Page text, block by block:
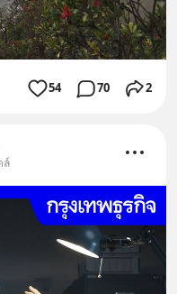
54 70 2
ล์